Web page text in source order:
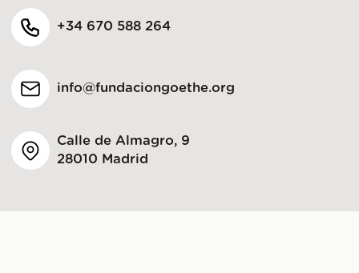
+34 670 588 264
info@fundaciongoethe.org
Calle de Almagro, 9
28010 Madrid